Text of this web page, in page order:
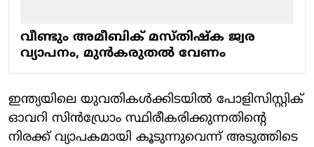
വീണ്ടും അമീബിക് മസ്തിഷ്ക ജ്വര
വ്യാപനം, മുൻകരുതൽ വേണം
ഇന്ത്യയിലെ യുവതികൾക്കിടയിൽ പോളിസിസ്റ്റിക്
ഓവറി സിൻഡ്രോം സ്ഥിരീകരിക്കുന്നതിന്റെ
നിരക്ക് വ്യാപകമായി കൂടുന്നുവെന്ന് അടുത്തിടെ